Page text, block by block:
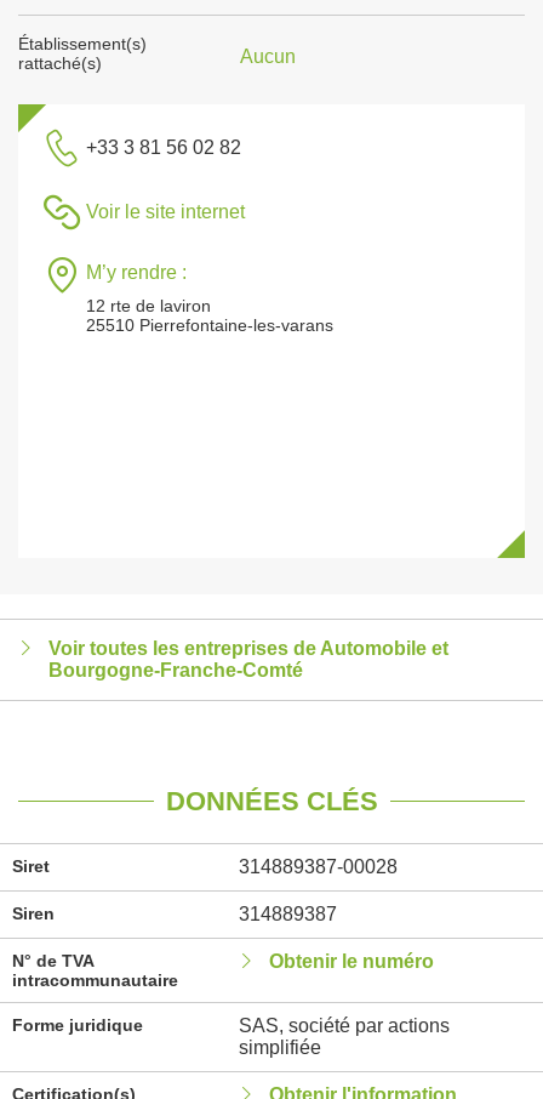
Établissement(s)
rattaché(s)
Aucun
+33 3 81 56 02 82
Voir le site internet
M’y rendre :
12 rte de laviron
25510 Pierrefontaine-les-varans
Voir toutes les entreprises de Automobile et
Bourgogne-Franche-Comté
DONNÉES CLÉS
Siret 314889387-00028
Siren 314889387
N° de TVA
intracommunautaire
Obtenir le numéro
Forme juridique
SAS, société par actions
simplifiée
Certification(s) Obtenir l'information